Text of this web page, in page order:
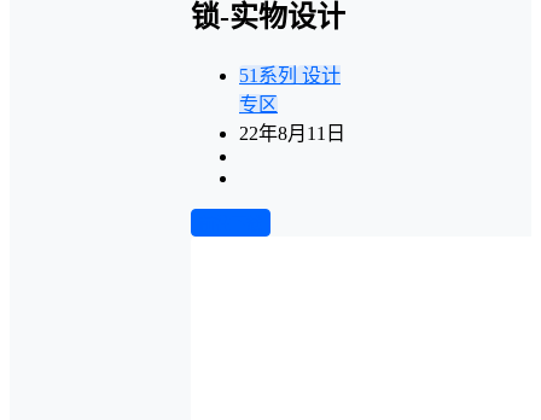
锁-实物设计
51系列 设计
专区
22年8月11日